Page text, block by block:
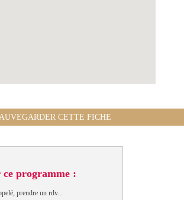
CETTE FICHE
programme :
prendre un rdv...